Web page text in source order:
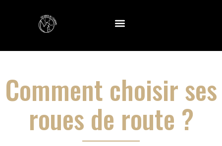
Comment choisir ses
roues de route ?